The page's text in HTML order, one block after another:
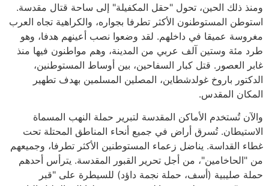
ومنذ ذلك الحين، تحول "حقل المكفيلة" إلى ساحة قتال مقدسة.
استوطن المستوطنون الأكثر تطرفا بجواره، والكراهية تجاه العرب
مغروسة عميقا في داخلهم. لقد وضعوا نصب أعينهم هدفا، وهو
طرد مئة وستين آلف عربي من المدينة، وهم مواطنون فيها منذ
غابر العصور. قتل كبار السفاحين، بين أوساط المستوطنين،
الدكتور باروخ غولدشطاين، المصلين المسلمين بهدف تطهير
المكان المقدس.
والآن تُستخدم الأماكن المقدسة لتبرير حملة النهب المسماة
الاستيطان. تُسرق أراض في جميع أنحاء المناطق المحتلة تحت
غطاء القداسة. يناضل زعماء المستوطنين الأكثر تطرفا، وجميعهم
من "الحاخامين"، من أجل تحرير القبور المقدسة. يترأس أحدهم
حملة صليبية (أسف، حملة نجمة داؤد) للسيطرة على "قبر